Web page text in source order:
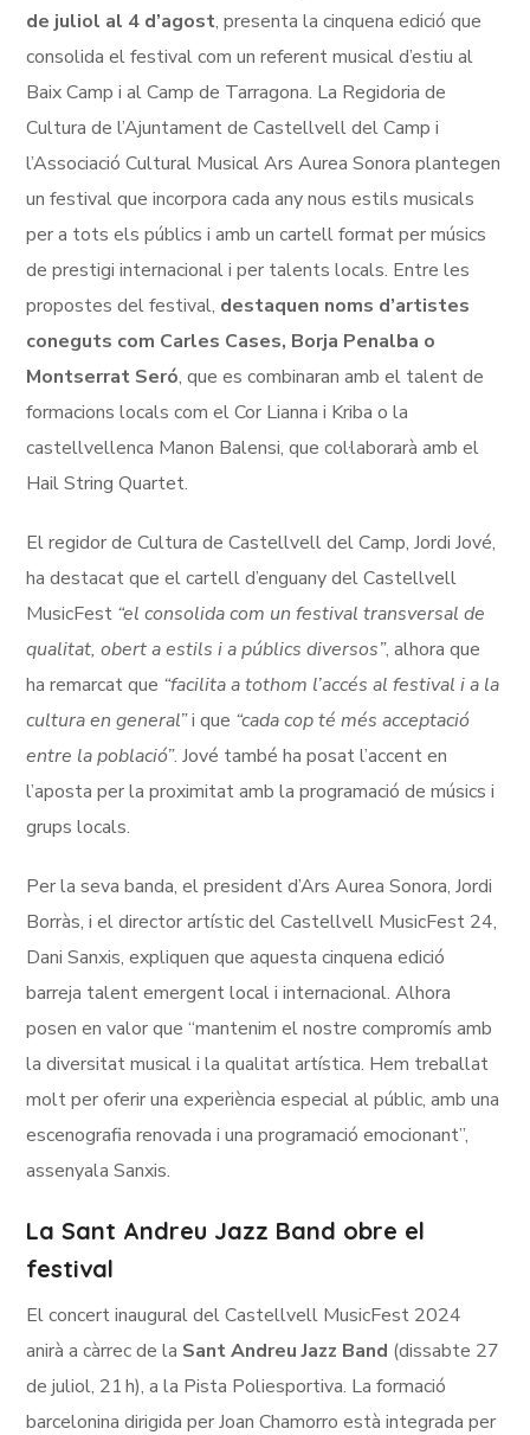
de juliol al 4 d’agost, presenta la cinquena edició que
consolida el festival com un referent musical d’estiu al
Baix Camp i al Camp de Tarragona. La Regidoria de
Cultura de l’Ajuntament de Castellvell del Camp i
l’Associació Cultural Musical Ars Aurea Sonora plantegen
un festival que incorpora cada any nous estils musicals
per a tots els públics i amb un cartell format per músics
de prestigi internacional i per talents locals. Entre les
propostes del festival, destaquen noms d’artistes
coneguts com Carles Cases, Borja Penalba o
Montserrat Seró, que es combinaran amb el talent de
formacions locals com el Cor Lianna i Kriba o la
castellvellenca Manon Balensi, que col·laborarà amb el
Hail String Quartet.
El regidor de Cultura de Castellvell del Camp, Jordi Jové,
ha destacat que el cartell d’enguany del Castellvell
MusicFest “el consolida com un festival transversal de
qualitat, obert a estils i a públics diversos”, alhora que
ha remarcat que “facilita a tothom l’accés al festival i a la
cultura en general”i que “cada cop té més acceptació
entre la població”. Jové també ha posat l’accent en
l’aposta per la proximitat amb la programació de músics i
grups locals.
Per la seva banda, el president d’Ars Aurea Sonora, Jordi
Borràs, i el director artístic del Castellvell MusicFest 24,
Dani Sanxis, expliquen que aquesta cinquena edició
barreja talent emergent local i internacional. Alhora
posen en valor que “mantenim el nostre compromís amb
la diversitat musical i la qualitat artística. Hem treballat
molt per oferir una experiència especial al públic, amb una
escenografia renovada i una programació emocionant”,
assenyala Sanxis.
La Sant Andreu Jazz Band obre el
festival
El concert inaugural del Castellvell MusicFest 2024
anirà a càrrec de la Sant Andreu Jazz Band (dissabte 27
de juliol, 21 h), a la Pista Poliesportiva. La formació
barcelonina dirigida per Joan Chamorro està integrada per